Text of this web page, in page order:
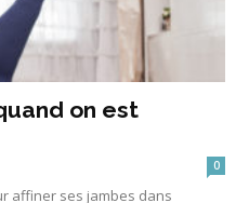
on est
0
affiner ses jambes dans